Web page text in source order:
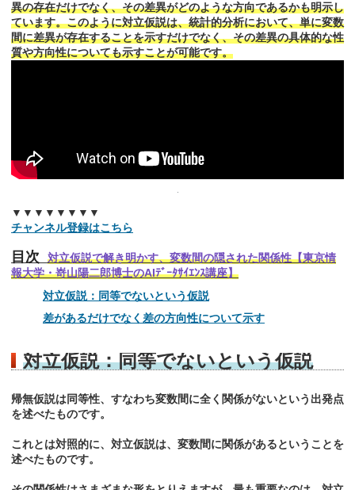
異の存在だけでなく、その差異がどのような方向であるかも明示し
ています。このように対立仮説は、統計的分析において、単に変数
間に差異が存在することを示すだけでなく、その差異の具体的な性
質や方向性についても示すことが可能です。
▼▼▼▼▼▼▼▼
チャンネル登録はこちら
目次
対立仮説で解き明かす、変数間の隠された関係性【東京情
報大学・嵜山陽二郎博士のAIﾃﾞｰﾀｻｲｴﾝｽ講座】
対立仮説：同等でないという仮説
差があるだけでなく差の方向性について示す
対立仮説：同等でないという仮説
帰無仮説は同等性、すなわち変数間に全く関係がないという出発点
を述べたものです。
これとは対照的に、対立仮説は、変数間に関係があるということを
述べたものです。